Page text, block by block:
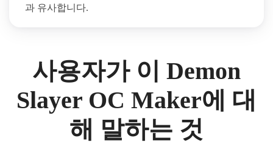
과 유사합니다.
사용자가 이 Demon
Slayer OC Maker에 대
해 말하는 것